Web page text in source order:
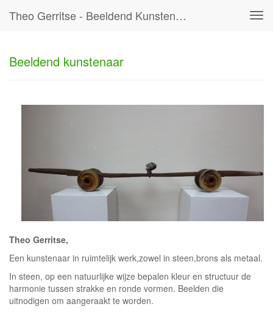
Theo Gerritse - Beeldend Kunstenaar
Beeldend kunstenaar
Theo Gerritse,
Een kunstenaar in ruimtelijk werk,zowel in steen,brons als metaal.
In steen, op een natuurlijke wijze bepalen kleur en structuur de
harmonie tussen strakke en ronde vormen. Beelden die
uitnodigen om aangeraakt te worden.